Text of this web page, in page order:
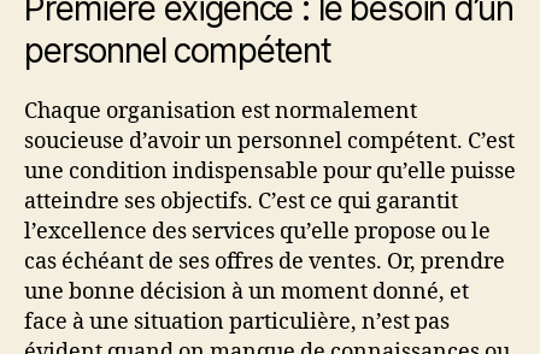
Première exigence : le besoin d’un
personnel compétent
Chaque organisation est normalement
soucieuse d’avoir un personnel compétent. C’est
une condition indispensable pour qu’elle puisse
atteindre ses objectifs. C’est ce qui garantit
l’excellence des services qu’elle propose ou le
cas échéant de ses offres de ventes. Or, prendre
une bonne décision à un moment donné, et
face à une situation particulière, n’est pas